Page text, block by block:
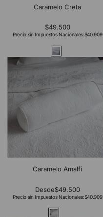
Caramelo Creta
$49.500
Precio sin Impuestos Nacionales:$40.909
Caramelo Amalfi
Desde$49.500
Precio sin Impuestos Nacionales:$40.909